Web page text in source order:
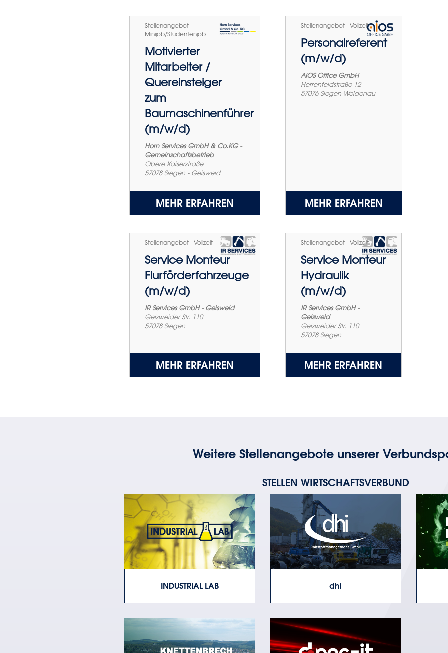
Stellenangebot -
Minijob/Studentenjob
Motivierter
Mitarbeiter /
Quereinsteiger
zum
Baumaschinenführer
(m/w/d)
Horn Services GmbH & Co.KG -
Gemeinschaftsbetrieb
Obere Kaiserstraße
57078 Siegen - Geisweid
MEHR ERFAHREN
Stellenangebot - Vollzeit
Personalreferent
(m/w/d)
AIOS Office GmbH
Herrenfeldstraße 12
57076 Siegen-Weidenau
MEHR ERFAHREN
Stellenangebot - Vollzeit
Service Monteur
Flurförderfahrzeuge
(m/w/d)
IR Services GmbH - Geisweid
Geisweider Str. 110
57078 Siegen
MEHR ERFAHREN
Stellenangebot - Vollzeit
Service Monteur
Hydraulik
(m/w/d)
IR Services GmbH -
Geisweid
Geisweider Str. 110
57078 Siegen
MEHR ERFAHREN
Weitere Stellenangebote unserer
STELLEN WIRTSCHAFTSVERBUND
INDUSTRIAL LAB dhi